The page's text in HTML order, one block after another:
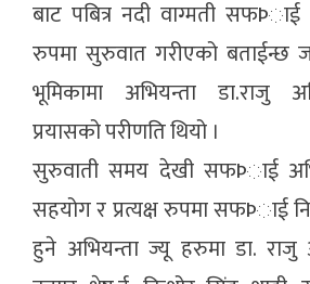
बाट पबित्र नदी वाग्मती
रुपमा सुरुवात गरीएको बताईन्छ
भूमिकामा अभियन्ता डा.राजु
प्रयासको परीणति थियो ।
सुरुवाती समय देखी सफÞाई
सहयोग र प्रत्यक्ष रुपमा सफÞाई
हुने अभियन्ता ज्यू हरुमा डा. राजु